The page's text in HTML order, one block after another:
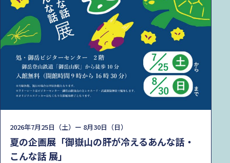
2026年7月25日（土）ー 8月30日（日）
夏の企画展「御嶽山の肝が冷えるあんな話・
こんな話 展」